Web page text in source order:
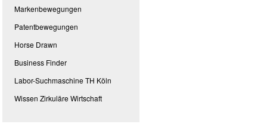
Markenbewegungen
Patentbewegungen
Horse Drawn
Business Finder
Labor-Suchmaschine TH Köln
Wissen Zirkuläre Wirtschaft